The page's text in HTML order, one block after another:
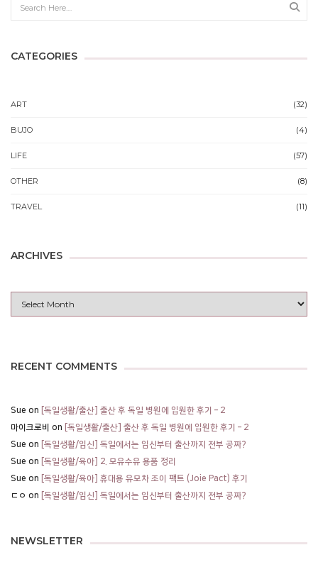
CATEGORIES
ART (32)
BUJO (4)
LIFE (57)
OTHER (8)
TRAVEL (11)
ARCHIVES
RECENT COMMENTS
Sue on
[독일생활/출산] 출산 후 독일 병원에 입원한 후기 – 2
마이크로비 on
[독일생활/출산] 출산 후 독일 병원에 입원한 후기 – 2
Sue on
[독일생활/임신] 독일에서는 임신부터 출산까지 전부 공짜?
Sue on
[독일생활/육아] 2. 모유수유 용품 정리
Sue on
[독일생활/육아] 휴대용 유모차 조이 팩트 (Joie Pact) 후기
ㄷㅇ on [독일생활/임신] 독일에서는 임신부터 출산까지 전부 공짜?
NEWSLETTER